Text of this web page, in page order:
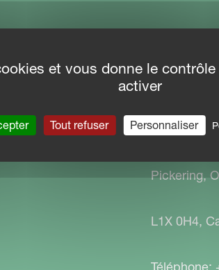
Kubota
1155
Pickering,
L1X 0H4,
et vous donne le
activer
Tout refuser Personnaliser